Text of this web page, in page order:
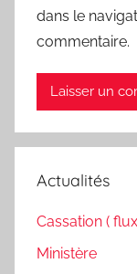
dans le
commentaire.
Actualités
Cassation (
Ministère